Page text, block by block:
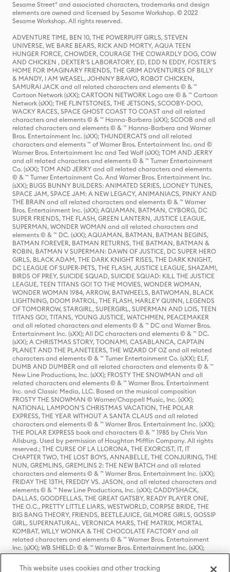
Sesame Street® and associated characters, trademarks and design
elements are owned and licensed by Sesame Workshop. © 2022
Sesame Workshop. All rights reserved.
ADVENTURE TIME, BEN 10, THE POWERPUFF GIRLS, STEVEN
UNIVERSE, WE BARE BEARS, RICK AND MORTY, AQUA TEEN
HUNGER FORCE, CHOWDER, COURAGE THE COWARDLY DOG, COW
AND CHICKEN , DEXTER'S LABORATORY, ED, EDD N EDDY, FOSTER'S
HOME FOR IMAGINARY FRIENDS, THE GRIM ADVENTURES OF BILLY
& MANDY, I AM WEASEL, JOHNNY BRAVO, ROBOT CHICKEN,
SAMURAI JACK and all related characters and elements © & ™
Cartoon Network (sXX); CARTOON NETWORK Logo are © & ™ Cartoon
Network (sXX); THE FLINTSTONES, THE JETSONS, SCOOBY-DOO,
WACKY RACES, SPACE GHOST COAST TO COAST and all related
characters and elements © & ™ Hanna-Barbera (sXX); SCOOB and all
related characters and elements © & ™ Hanna-Barbera and Warner
Bros. Entertainment Inc. (sXX); THUNDERCATS and all related
characters and elements ™ of Warner Bros. Entertainment Inc. and ©
Warner Bros. Entertainment Inc and Ted Wolf (sXX); TOM AND JERRY
and all related characters and elements © & ™ Turner Entertainment
Co. (sXX); TOM AND JERRY and all related characters and elements
© & ™ Turner Entertainment Co. And Warner Bros. Entertainment Inc.
(sXX); BUGS BUNNY BUILDERS: ANIMATED SERIES, LOONEY TUNES,
SPACE JAM, SPACE JAM: A NEW LEGACY, ANIMANIACS, PINKY AND
THE BRAIN and all related characters and elements © & ™ Warner
Bros. Entertainment Inc. (sXX); AQUAMAN, BATMAN, CYBORG, DC
SUPER FRIENDS, THE FLASH, GREEN LANTERN, JUSTICE LEAGUE,
SUPERMAN, WONDER WOMAN and all related characters and
elements © & ™ DC. (sXX); AQUAMAN, BATMAN, BATMAN BEGINS,
BATMAN FOREVER, BATMAN RETURNS, THE BATMAN, BATMAN &
ROBIN, BATMAN V SUPERMAN: DAWN OF JUSTICE, DC SUPER HERO
GIRLS, BLACK ADAM, THE DARK KNIGHT RISES, THE DARK KNIGHT,
DC LEAGUE OF SUPER-PETS, THE FLASH, JUSTICE LEAGUE, SHAZAM!,
BIRDS OF PREY, SUICIDE SQUAD, SUICIDE SQUAD: KILL THE JUSTICE
LEAGUE, TEEN TITANS GO! TO THE MOVIES, WONDER WOMAN,
WONDER WOMAN 1984, ARROW, BATWHEELS, BATWOMAN, BLACK
LIGHTNING, DOOM PATROL, THE FLASH, HARLEY QUINN, LEGENDS
OF TOMORROW, STARGIRL, SUPERGIRL, SUPERMAN AND LOIS, TEEN
TITANS GO!, TITANS, YOUNG JUSTICE, WATCHMEN, PEACEMAKER
and all related characters and elements © & ™ DC and Warner Bros.
Entertainment Inc. (sXX); All DC characters and elements © & ™ DC.
(sXX); A CHRISTMAS STORY, TOONAMI, CASABLANCA, CAPTAIN
PLANET AND THE PLANETEERS, THE WIZARD OF OZ and all related
characters and elements © & ™ Turner Entertainment Co. (sXX); ELF,
DUMB AND DUMBER and all related characters and elements © & ™
New Line Productions, Inc. (sXX); FROSTY THE SNOWMAN and all
related characters and elements © & ™ Warner Bros. Entertainment
Inc. and Classic Media, LLC. Based on the musical composition
FROSTY THE SNOWMAN © Warner/Chappell Music, Inc. (sXX);
NATIONAL LAMPOON'S CHRISTMAS VACATION, THE POLAR
EXPRESS, THE YEAR WITHOUT A SANTA CLAUS and all related
characters and elements © & ™ Warner Bros. Entertainment Inc. (sXX);
THE POLAR EXPRESS book and characters © & ™ 1985 by Chris Van
Allsburg. Used by permission of Houghton Mifflin Company. All rights
reserved.; THE CURSE OF LA LLORONA, THE EXORCIST, IT, IT
CHAPTER TWO, THE LOST BOYS, ANNABELLE, THE CONJURING, THE
NUN, GREMLINS, GREMLINS 2: THE NEW BATCH and all related
characters and elements © & ™ Warner Bros. Entertainment Inc. (sXX);
FRIDAY THE 13TH, FREDDY VS. JASON, and all related characters and
elements © & ™ New Line Productions, Inc. (sXX); CADDYSHACK,
DALLAS, GOODFELLAS, THE GREAT GATSBY, READY PLAYER ONE,
THE O.C., PRETTY LITTLE LIARS, WESTWORLD, CORPSE BRIDE, THE
BIG BANG THEORY, FRIENDS, BEETLEJUICE, GILMORE GIRLS, GOSSIP
GIRL, SUPERNATURAL, VERONICA MARS, THE MATRIX, MORTAL
KOMBAT, WILLY WONKA & THE CHOCOLATE FACTORY and all
related characters and elements © & ™ Warner Bros. Entertainment
Inc. (sXX); WB SHIELD: © & ™ Warner Bros. Entertainment Inc. (sXX);
HOUSE OF THE DRAGON, GAME OF THRONES, and all related
characters and elements © & ™ Home Box Office, Inc. (sXX); CHILLING
This website uses cookies and other tracking